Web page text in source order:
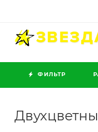
ФИЛЬТР